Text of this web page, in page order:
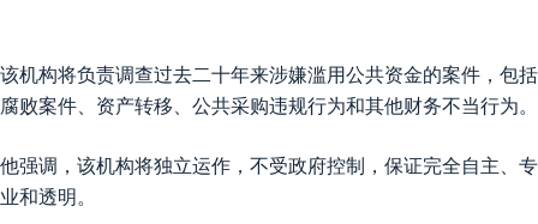
该机构将负责调查过去二十年来涉嫌滥用公共资金的案件，包括
腐败案件、资产转移、公共采购违规行为和其他财务不当行为。
他强调，该机构将独立运作，不受政府控制，保证完全自主、专
业和透明。